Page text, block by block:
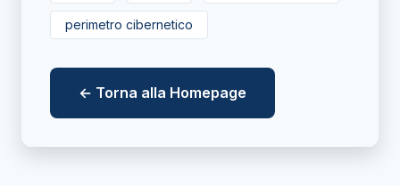
perimetro cibernetico
← Torna alla Homepage